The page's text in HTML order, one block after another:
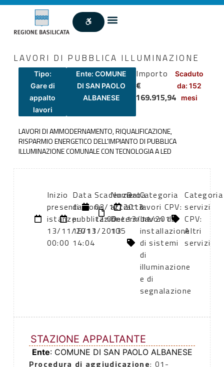
LAVORI DI PUBBLICA ILLUMINAZIONE
Tipo:
Gare di
appalto
lavori
Ente: COMUNE
DI SAN PAOLO
ALBANESE
Importo
€
169.915,94
Scaduto
da: 152
mesi
LAVORI DI AMMODERNAMENTO, RIQUALIFICAZIONE,
RISPARMIO ENERGETICO DELL’IMPIANTO DI PUBBLICA
ILLUMINAZIONE COMUNALE CON TECNOLOGIA A LED
Inizio
presentazione
istanze:
13/11/2013
00:00
Data
di
pubblicazione:
18/11/2013
14:04
Scadenza:
03/12/2013
12:00
Numero
atto:
Determina
105
Data
atto:
13/11/2013
Categoria
lavori CPV:
Lavori di
installazione
di sistemi
di
illuminazione
e di
segnalazione
Categoria
servizi
CPV:
Altri
servizi
STAZIONE APPALTANTE
Ente: COMUNE DI SAN PAOLO ALBANESE
Procedura di aggiudicazione: 01-